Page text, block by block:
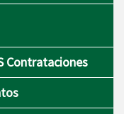
Contrataciones